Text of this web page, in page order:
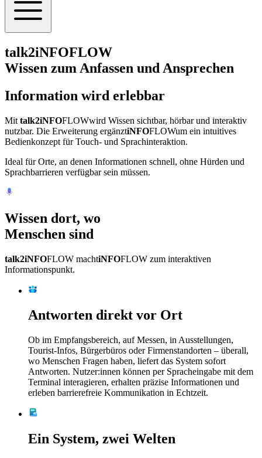
talk2iNFOFLOW
Wissen zum Anfassen und Ansprechen
Information wird erlebbar
Mit talk2iNFOFLOWwird Wissen sichtbar, hörbar und interaktiv
nutzbar. Die Erweiterung ergänztiNFOFLOWum ein intuitives
Bedienkonzept für Touch- und Sprachinteraktion.
Ideal für Orte, an denen Informationen schnell, ohne Hürden und
Sprachbarrieren verfügbar sein müssen.
Wissen dort, wo
Menschen sind
talk2iNFOFLOW machtiNFOFLOW zum interaktiven
Informationspunkt.
Antworten direkt vor Ort
Ob im Empfangsbereich, auf Messen, in Ausstellungen,
Tourist-Infos, Bürgerbüros oder Firmenstandorten – überall,
wo Menschen Fragen haben, liefert das System sofort
Antworten. Nutzer:innen können per Spracheingabe mit dem
Terminal interagieren, erhalten präzise Informationen und
erleben barrierefreie Kommunikation in Echtzeit.
Ein System, zwei Welten